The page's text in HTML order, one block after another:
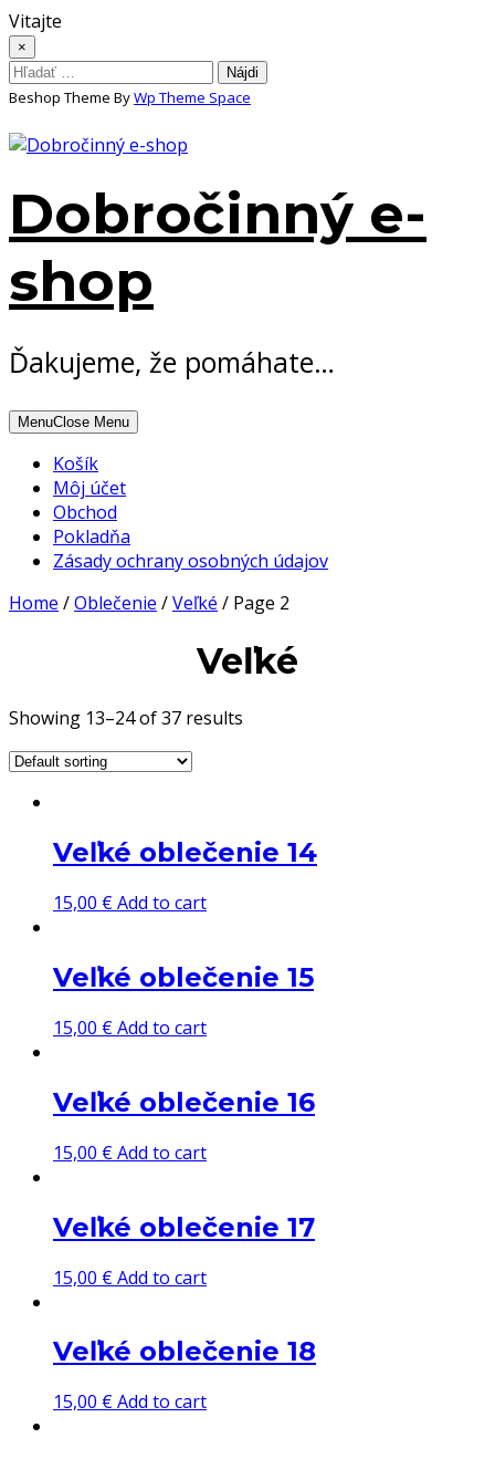
Skip
to
content
Vitajte
×
Hľadať:
Beshop Theme ByWp Theme Space
Dobročinný e-
shop
Ďakujeme, že pomáhate…
MenuClose Menu
Košík
Môj účet
Obchod
Pokladňa
Zásady ochrany osobných údajov
Home /Oblečenie /Veľké / Page 2
Veľké
Showing 13–24 of 37 results
Veľké oblečenie 14
15,00 €Add to cart
Veľké oblečenie 15
15,00 €Add to cart
Veľké oblečenie 16
15,00 €Add to cart
Veľké oblečenie 17
15,00 €Add to cart
Veľké oblečenie 18
15,00 €Add to cart